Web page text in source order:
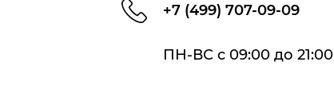
+7 (499) 707-09-09
ПН-ВС с 09:00 до 21:00